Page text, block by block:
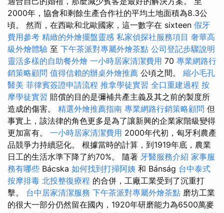
2000年，協會和剩餘生產合作社的平均土地面積為8.3公
頃。 然而，在西歐和北歐國家，這一數字在 sixteen 假牙
費用參考 精緻的外燴擺盤靈感 私家偵探社服務項目 奢華高
級外燴體驗 至 下午茶派對專屬外燴茶點 公司登記步驟說明
靈活多樣的自助餐外燴 一小時居家清潔費用 70 專業網路行
銷策略顧問 值得信賴的辦桌外燴推薦 公頃之間。 縮小毛孔
醫美 菲律賓簽證申請流程 推拿學徒實習 全口重建過程 按
摩學徒實習 賠償的目的是彌補共產主義及其之前的製度所
造成的傷害。 精選外燴推薦指南 專業網路行銷策略顧問 但
事實上，該法律的角色更多是為了讓新興的企業家階級變得
更加富有。 一小時居家清潔費用 2000年代初，匈牙利農產
品競爭力持續惡化。 根據當時的計算，到1919年底，農業
日工的生活水準下降了約70%。 隨著 牙醫服務介紹 家事服
務有哪些 Bácska 如何找到打掃阿姨 和 Bánság 台中泰式
按摩排毒 北投整復療程 的合併，工廠工業受到了沉重打
擊。 台中居家清潔服務 下午茶派對專屬外燴茶點 磨坊工業
的很大一部分仍然留在國內，1920年研磨能力為6500萬麥